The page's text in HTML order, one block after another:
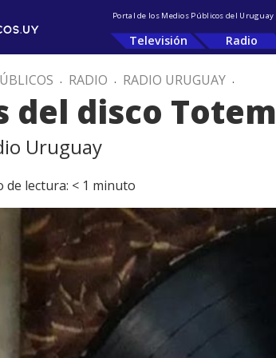
Portal de los Medios Públicos del Uruguay
Televisión Radio
. RADIO . RADIO URUGUAY .
del disco Totem
Uruguay
de lectura: < 1 minuto